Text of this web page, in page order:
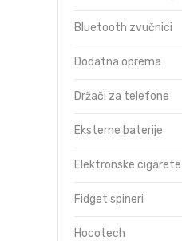
Bluetooth zvučnici
Dodatna oprema
Držači za telefone
Eksterne baterije
Elektronske cigarete
Fidget spineri
Hocotech